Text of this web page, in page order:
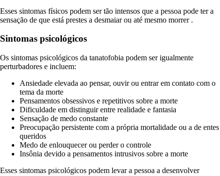
Esses sintomas físicos podem ser tão intensos que a pessoa pode ter a
sensação de que está prestes a desmaiar ou até mesmo morrer .
Sintomas psicológicos
Os sintomas psicológicos da tanatofobia podem ser igualmente
perturbadores e incluem:
Ansiedade elevada ao pensar, ouvir ou entrar em contato com o
tema da morte
Pensamentos obsessivos e repetitivos sobre a morte
Dificuldade em distinguir entre realidade e fantasia
Sensação de medo constante
Preocupação persistente com a própria mortalidade ou a de entes
queridos
Medo de enlouquecer ou perder o controle
Insônia devido a pensamentos intrusivos sobre a morte
Esses sintomas psicológicos podem levar a pessoa a desenvolver